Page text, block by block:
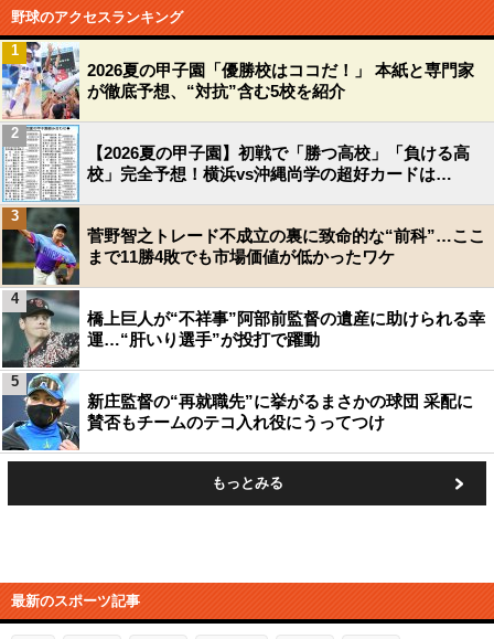
野球のアクセスランキング
2026夏の甲子園「優勝校はココだ！」 本紙と専門家
が徹底予想、“対抗”含む5校を紹介
1
【2026夏の甲子園】初戦で「勝つ高校」「負ける高
校」完全予想！横浜vs沖縄尚学の超好カードは…
2
菅野智之トレード不成立の裏に致命的な“前科”…ここ
まで11勝4敗でも市場価値が低かったワケ
3
橋上巨人が“不祥事”阿部前監督の遺産に助けられる幸
運…“肝いり選手”が投打で躍動
4
新庄監督の“再就職先”に挙がるまさかの球団 采配に
賛否もチームのテコ入れ役にうってつけ
5
もっとみる
最新のスポーツ記事